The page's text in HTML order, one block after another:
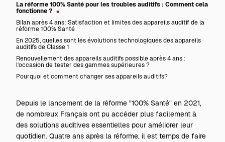
La réforme 100% Santé pour les troubles auditifs : Comment cela
fonctionne ?
Bilan après 4 ans: Satisfaction et limites des appareils auditif de la
réforme 100% Santé
En 2025, quelles sont les évolutions technologiques des appareils
auditifs de Classe 1
Renouvellement des appareils auditifs possible après 4 ans :
l'occasion de tester des gammes supérieures ?
Pourquoi et comment changer ses appareils auditifs?
Depuis le lancement de la réforme "100% Santé" en 2021,
de nombreux Français ont pu accéder plus facilement à
des solutions auditives essentielles pour améliorer leur
quotidien. Quatre ans après la réforme, il est temps de faire